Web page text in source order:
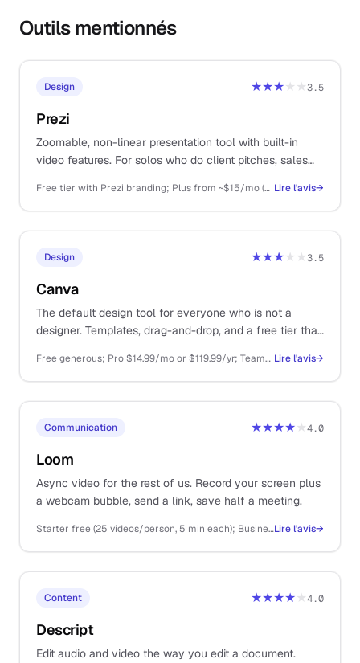
Outils mentionnés
Design ★★★★★3.5
Prezi
Zoomable, non-linear presentation tool with built-in
video features. For solos who do client pitches, sales
Free tier with Prezi branding; Plus from ~$15/mo (annual), Premium ~$25/mo, Business higher Lire l'avis→
Design ★★★★★3.5
Canva
The default design tool for everyone who is not a
designer. Templates, drag-and-drop, and a free tier that
Free generous; Pro $14.99/mo or $119.99/yr; Teams from $29.99/mo Lire l'avis→
Communication ★★★★★4.0
Loom
Async video for the rest of us. Record your screen plus
a webcam bubble, send a link, save half a meeting.
Starter free (25 videos/person, 5 min each); Business $15/user/moLire l'avis→
Content ★★★★★4.0
Descript
Edit audio and video the way you edit a document.